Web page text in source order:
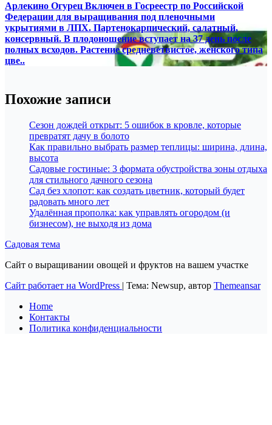
Арлекино Огурец Включен в Госреестр по Российской
Федерации для выращивания под пленочными
укрытиями в ЛПХ. Партенокарпический, салатный,
консервный. В плодоношение вступает на 37 день после
полных всходов. Растение средневетвистое, женского типа
цве..
Похожие записи
Сезон дождей открыт: 5 ошибок в кровле, которые
превратят дачу в болото
Как правильно выбрать размер теплицы: ширина, длина,
высота
Садовые гостиные: 3 формата обустройства зоны отдыха
для стильного дачного сезона
Сад без хлопот: как создать цветник, который будет
радовать много лет
Удалённая прополка: как управлять огородом (и
бизнесом), не выходя из дома
Садовая тема
Сайт о выращивании овощей и фруктов на вашем участке
Сайт работает на WordPress | Тема: Newsup, автор Themeansar
Home
Контакты
Политика конфиденциальности